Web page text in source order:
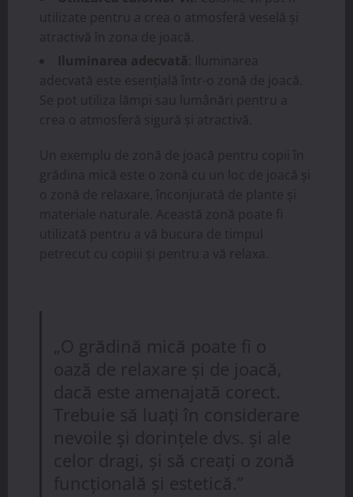
utilizate pentru a crea o atmosferă veselă și
atractivă în zona de joacă.
Iluminarea adecvată : Iluminarea
adecvată este esențială într-o zonă de joacă.
Se pot utiliza lămpi sau lumânări pentru a
crea o atmosferă sigură și atractivă.
Un exemplu de zonă de joacă pentru copii în
grădina mică este o zonă cu un loc de joacă și
o zonă de relaxare, înconjurată de plante și
materiale naturale. Această zonă poate fi
utilizată pentru a vă bucura de timpul
petrecut cu copiii și pentru a vă relaxa.
„O grădină mică poate fi o
oază de relaxare și de joacă,
dacă este amenajată corect.
Trebuie să luați în considerare
nevoile și dorințele dvs. și ale
celor dragi, și să creați o zonă
funcțională și estetică.”